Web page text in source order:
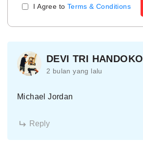
I Agree to Terms & Conditions
DEVI TRI HANDOKO
2 bulan yang lalu
Michael Jordan
Reply